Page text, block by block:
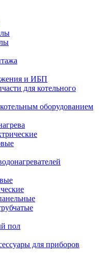
и ИБП
для котельного
оборудованием
пол
для приборов